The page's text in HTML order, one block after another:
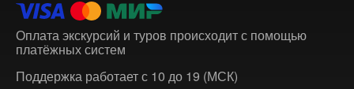
Оплата экскурсий и туров происходит с помощью
платёжных систем
Поддержка работает с 10 до 19 (МСК)